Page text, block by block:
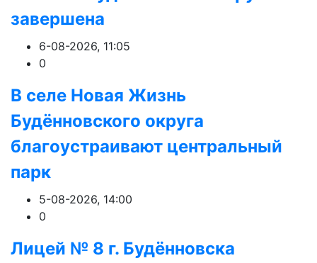
завершена
6-08-2026, 11:05
0
В селе Новая Жизнь
Будённовского округа
благоустраивают центральный
парк
5-08-2026, 14:00
0
Лицей № 8 г. Будëнновска